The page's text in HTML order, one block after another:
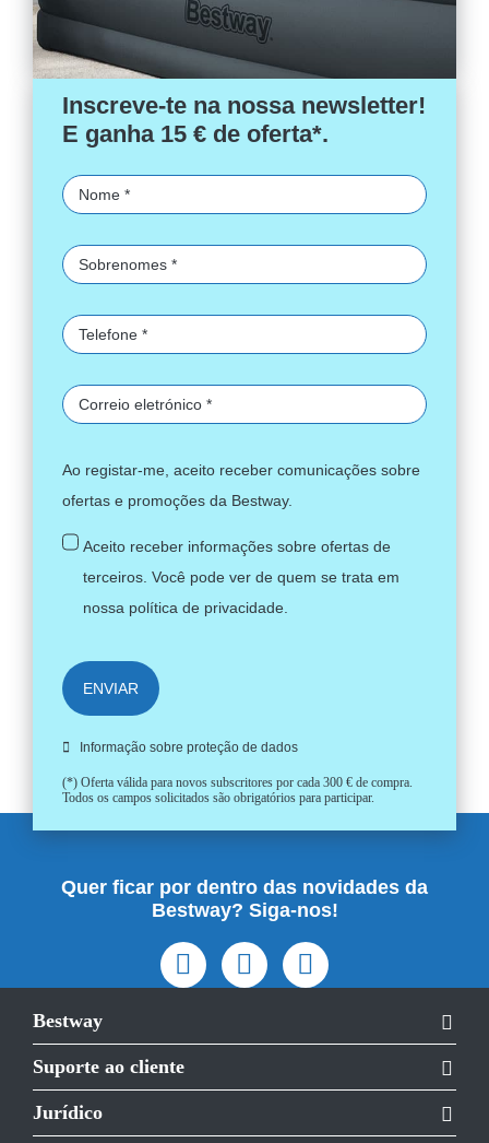
Inscreve-te na nossa newsletter!
E ganha 15 € de oferta*.
Ao registar-me, aceito receber comunicações sobre
ofertas e promoções da Bestway.
Aceito receber informações sobre ofertas de
terceiros. Você pode ver de quem se trata em
nossa política de privacidade.
ENVIAR
Informação sobre proteção de dados
(*) Oferta válida para novos subscritores por cada 300 € de compra.
Todos os campos solicitados são obrigatórios para participar.
Quer ficar por dentro das novidades da
Bestway? Siga-nos!
Bestway
Suporte ao cliente
Jurídico